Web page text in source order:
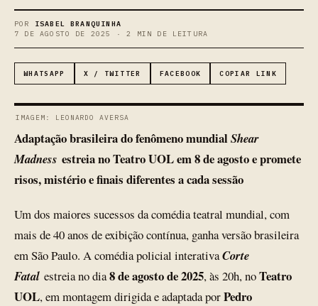
POR ISABEL BRANQUINHA
7 DE AGOSTO DE 2025 · 2 MIN DE LEITURA
WHATSAPP X / TWITTER FACEBOOK COPIAR LINK
IMAGEM: LEONARDO AVERSA
Adaptação brasileira do fenômeno mundialShear
Madness estreia no Teatro UOL em 8 de agosto e promete
risos, mistério e finais diferentes a cada sessão
Um dos maiores sucessos da comédia teatral mundial, com
mais de 40 anos de exibição contínua, ganha versão brasileira
em São Paulo. A comédia policial interativaCorte
Fatal estreia no dia8 de agosto de 2025, às 20h, noTeatro
UOL, em montagem dirigida e adaptada porPedro